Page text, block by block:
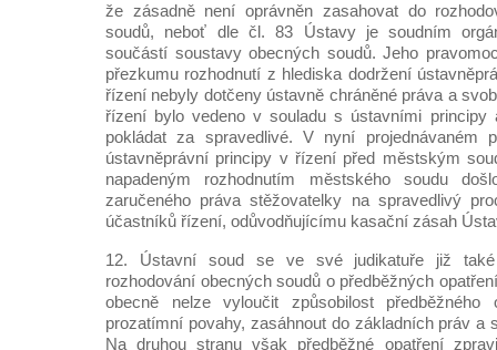
že zásadně není oprávněn zasahovat do
soudů, neboť dle čl. 83 Ústavy je soudním
součástí soustavy obecných soudů. Jeho
přezkumu rozhodnutí z hlediska dodržení
řízení nebyly dotčeny ústavně chráněné práva a
řízení bylo vedeno v souladu s ústavními
pokládat za spravedlivé. V nyní projednávaném
ústavněprávní principy v řízení před městským
napadeným rozhodnutím městského soudu
zaručeného práva stěžovatelky na spravedlivý
účastníků řízení, odůvodňujícímu kasační zásah
12. Ústavní soud se ve své judikatuře již
rozhodování obecných soudů o předběžných
obecně nelze vyloučit způsobilost předběžného
prozatímní povahy, zasáhnout do základních práv a
Na druhou stranu však předběžné opatření